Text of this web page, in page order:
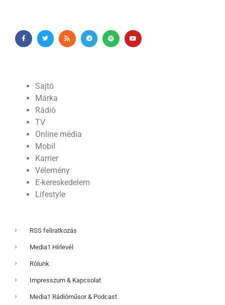
Sajtó
Márka
Rádió
TV
Online média
Mobil
Karrier
Vélemény
E-kereskedelem
Lifestyle
RSS feliratkozás
Media1 Hírlevél
Rólunk
Impresszum & Kapcsolat
Media1 Rádióműsor & Podcast